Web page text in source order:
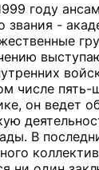
году
звания -
числе пять-
он ведет
В